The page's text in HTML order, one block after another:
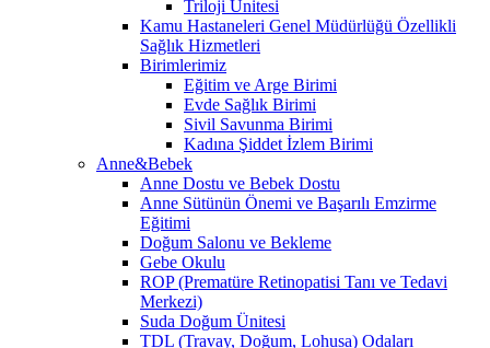
Triloji Ünitesi
Kamu Hastaneleri Genel Müdürlüğü Özellikli
Sağlık Hizmetleri
Birimlerimiz
Eğitim ve Arge Birimi
Evde Sağlık Birimi
Sivil Savunma Birimi
Kadına Şiddet İzlem Birimi
Anne&Bebek
Anne Dostu ve Bebek Dostu
Anne Sütünün Önemi ve Başarılı Emzirme
Eğitimi
Doğum Salonu ve Bekleme
Gebe Okulu
ROP (Prematüre Retinopatisi Tanı ve Tedavi
Merkezi)
Suda Doğum Ünitesi
TDL (Travay, Doğum, Lohusa) Odaları